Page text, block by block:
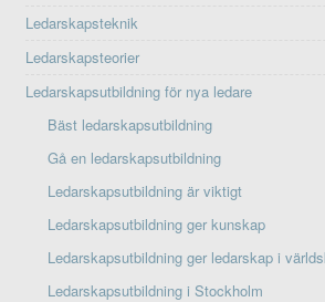
Ledarskapsteknik
Ledarskapsteorier
Ledarskapsutbildning för nya ledare
Bäst ledarskapsutbildning
Gå en ledarskapsutbildning
Ledarskapsutbildning är viktigt
Ledarskapsutbildning ger kunskap
Ledarskapsutbildning ger ledarskap i
Ledarskapsutbildning i Stockholm